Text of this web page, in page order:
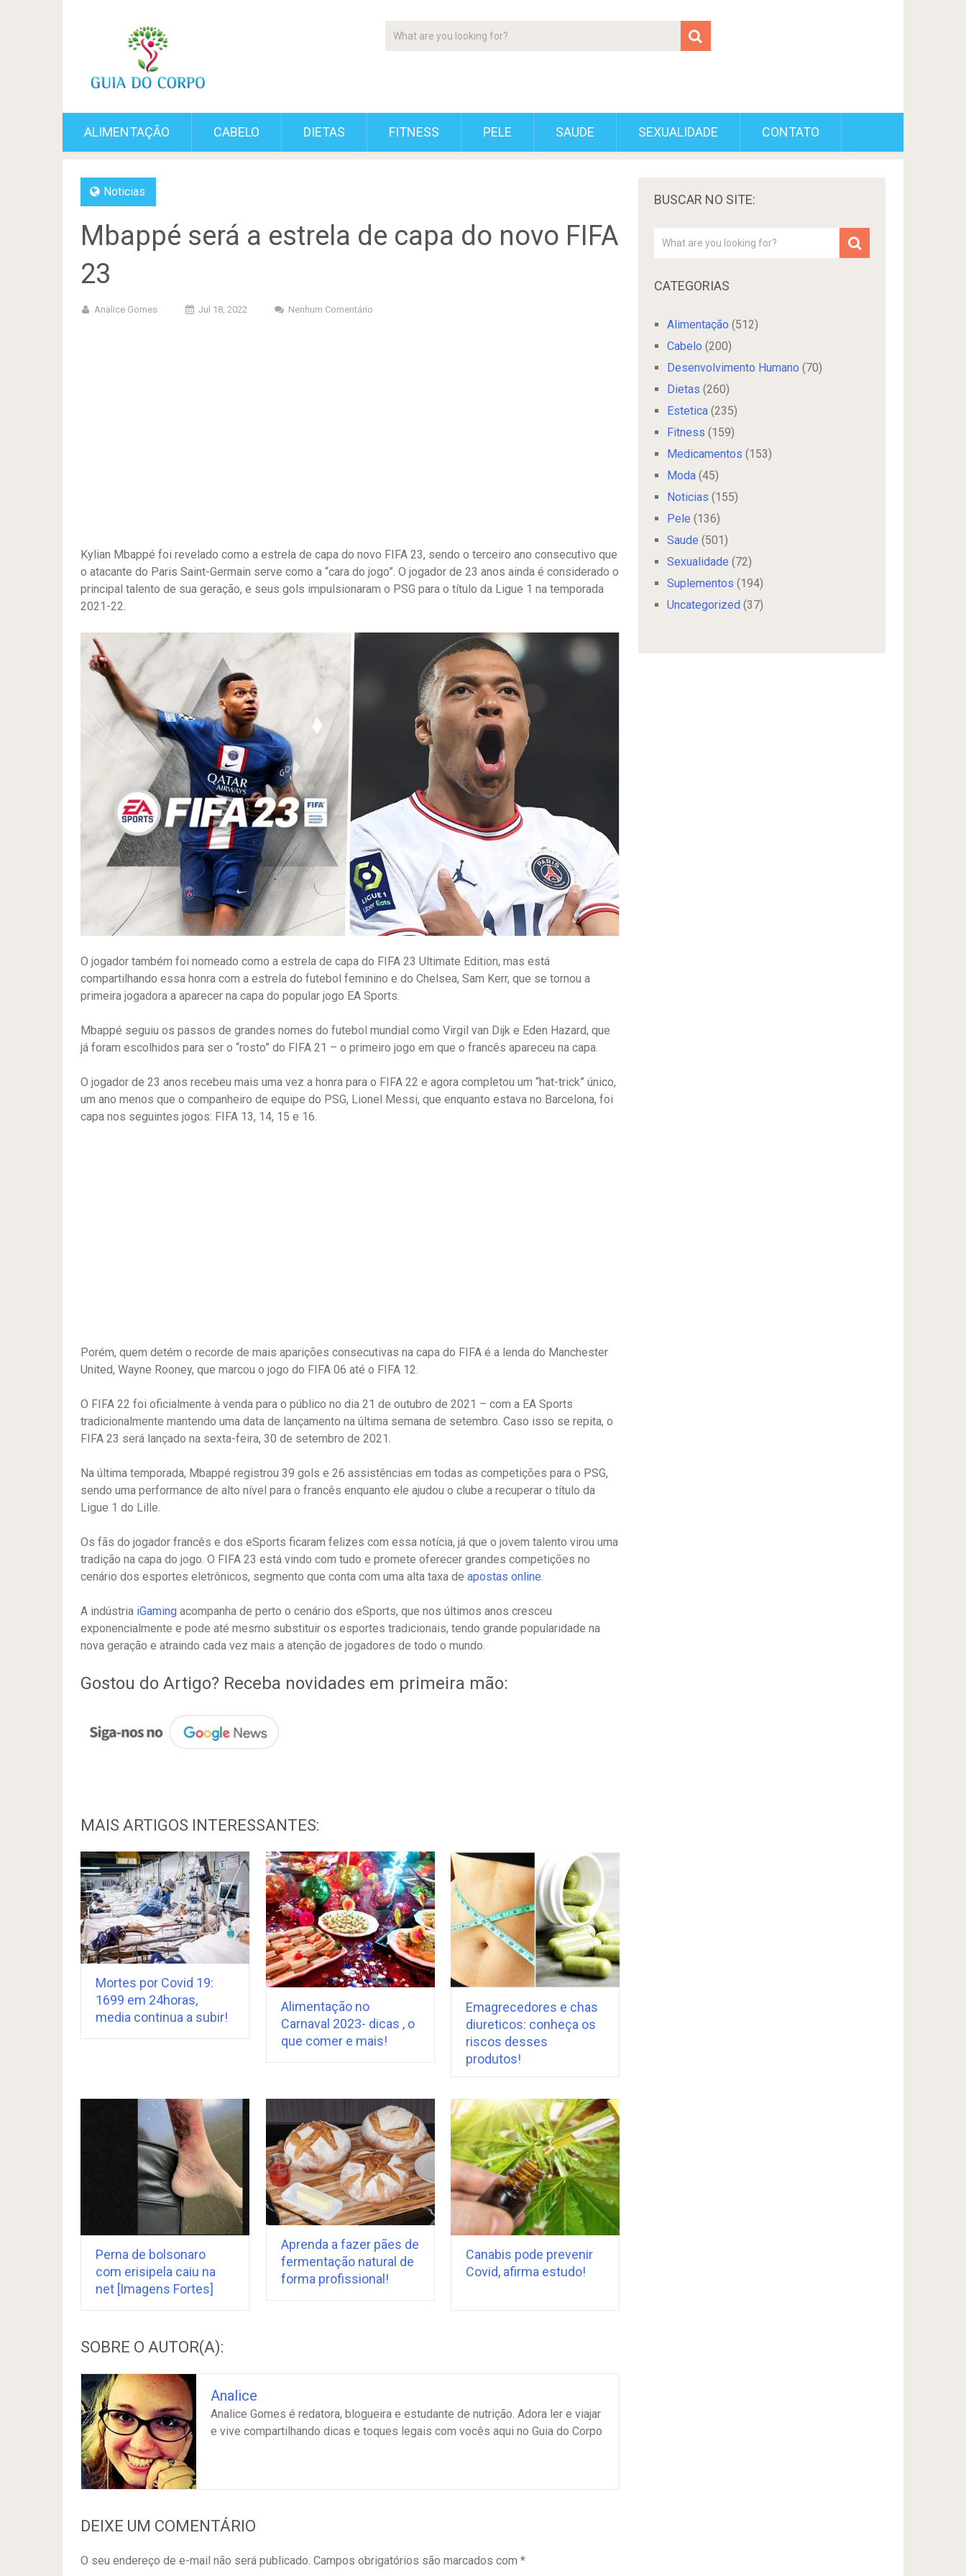
ALIMENTAÇÃO CABELO DIETAS FITNESS PELE SAUDE SEXUALIDADE CONTATO
Noticias
Mbappé será a estrela de capa do novo FIFA
23
Analice Gomes Jul 18, 2022 Nenhum Comentário
Kylian Mbappé foi revelado como a estrela de capa do novo FIFA 23, sendo o terceiro ano consecutivo que
o atacante do Paris Saint-Germain serve como a “cara do jogo”. O jogador de 23 anos ainda é considerado o
principal talento de sua geração, e seus gols impulsionaram o PSG para o título da Ligue 1 na temporada
2021-22.
O jogador também foi nomeado como a estrela de capa do FIFA 23 Ultimate Edition, mas está
compartilhando essa honra com a estrela do futebol feminino e do Chelsea, Sam Kerr, que se tornou a
primeira jogadora a aparecer na capa do popular jogo EA Sports.
Mbappé seguiu os passos de grandes nomes do futebol mundial como Virgil van Dijk e Eden Hazard, que
já foram escolhidos para ser o “rosto” do FIFA 21 – o primeiro jogo em que o francês apareceu na capa.
O jogador de 23 anos recebeu mais uma vez a honra para o FIFA 22 e agora completou um “hat-trick” único,
um ano menos que o companheiro de equipe do PSG, Lionel Messi, que enquanto estava no Barcelona, foi
capa nos seguintes jogos: FIFA 13, 14, 15 e 16.
Porém, quem detém o recorde de mais aparições consecutivas na capa do FIFA é a lenda do Manchester
United, Wayne Rooney, que marcou o jogo do FIFA 06 até o FIFA 12.
O FIFA 22 foi oficialmente à venda para o público no dia 21 de outubro de 2021 – com a EA Sports
tradicionalmente mantendo uma data de lançamento na última semana de setembro. Caso isso se repita, o
FIFA 23 será lançado na sexta-feira, 30 de setembro de 2021.
Na última temporada, Mbappé registrou 39 gols e 26 assistências em todas as competições para o PSG,
sendo uma performance de alto nível para o francês enquanto ele ajudou o clube a recuperar o título da
Ligue 1 do Lille.
Os fãs do jogador francês e dos eSports ficaram felizes com essa notícia, já que o jovem talento virou uma
tradição na capa do jogo. O FIFA 23 está vindo com tudo e promete oferecer grandes competições no
cenário dos esportes eletrônicos, segmento que conta com uma alta taxa de apostas online.
A indústria iGaming acompanha de perto o cenário dos eSports, que nos últimos anos cresceu
exponencialmente e pode até mesmo substituir os esportes tradicionais, tendo grande popularidade na
nova geração e atraindo cada vez mais a atenção de jogadores de todo o mundo.
Gostou do Artigo? Receba novidades em primeira mão:
MAIS ARTIGOS INTERESSANTES:
Mortes por Covid 19:
1699 em 24horas,
media continua a subir!
Alimentação no
Carnaval 2023- dicas , o
que comer e mais!
Emagrecedores e chas
diureticos: conheça os
riscos desses
produtos!
Perna de bolsonaro
com erisipela caiu na
net [Imagens Fortes]
Aprenda a fazer pães de
fermentação natural de
forma profissional!
Canabis pode prevenir
Covid, afirma estudo!
SOBRE O AUTOR(A):
Analice
Analice Gomes é redatora, blogueira e estudante de nutrição. Adora ler e viajar
e vive compartilhando dicas e toques legais com vocês aqui no Guia do Corpo
DEIXE UM COMENTÁRIO
O seu endereço de e-mail não será publicado. Campos obrigatórios são marcados com *
BUSCAR NO SITE:
CATEGORIAS
Alimentação (512)
Cabelo (200)
Desenvolvimento Humano (70)
Dietas (260)
Estetica (235)
Fitness (159)
Medicamentos (153)
Moda (45)
Noticias (155)
Pele (136)
Saude (501)
Sexualidade (72)
Suplementos (194)
Uncategorized (37)